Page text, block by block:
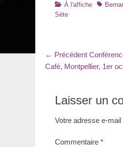
Catégories
À l'affiche Tags
Sète
Navigation
de
← Précédent Article
précédent
Café, Montpellier, 1er
Laisser un
Votre adresse e-
Commentaire *